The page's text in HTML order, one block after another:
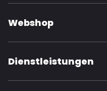
Webshop
Dienstleistungen